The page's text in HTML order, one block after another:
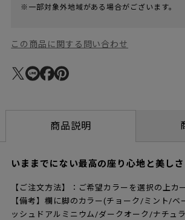
※一部対象外地域がある場合がございます。
この商品に関する問い合わせ
商品説明
いままでにない最高の座り心地と美しさ
【ご注文方法】：ご希望カラーを選択の上カ
【備考】欄に脚のカラー(チョーク/ミント/ベ
ッシュドアルミニウム/ダークオーク/ナチュ